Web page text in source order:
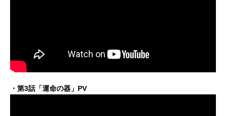
・第3話「運命の器」PV